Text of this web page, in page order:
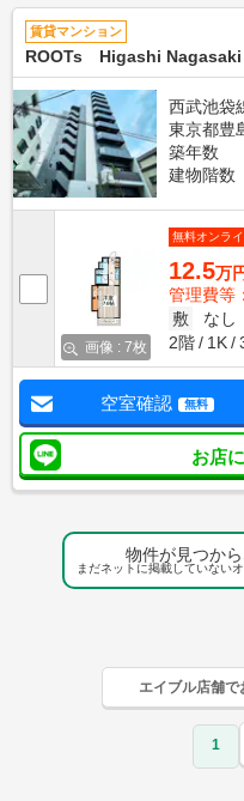
賃貸マンション
ROOTs Higashi Nagasaki
西武池袋
東京都豊
築年数
建物階数
画像 : 7枚
無料オンラ
12.5万
管理費等
敷
なし
2階
1K
空室確認 無料
お店
物件が見つか
まだネットに掲載していない
エイブル店舗
1